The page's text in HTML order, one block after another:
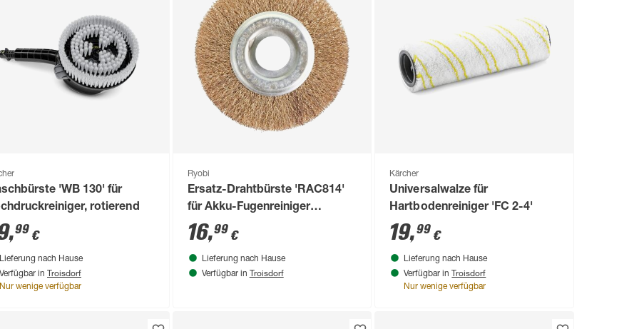
'WB 130' für
rotierend
,99 €
Lieferung nach Hause
Verfügbar in Troisdorf
Nur wenige verfügbar
Ryobi
Ersatz-Drahtbürste 'RAC814'
für Akku-Fugenreiniger
'RY18PCA' Ø 115 mm
16,99€
Lieferung nach Hause
Verfügbar in Troisdorf
Kärcher
Universalwalze für
Hartbodenreiniger 'FC 2-4'
19,99 €
Lieferung nach Hause
Verfügbar in Troisdorf
Nur wenige verfügbar